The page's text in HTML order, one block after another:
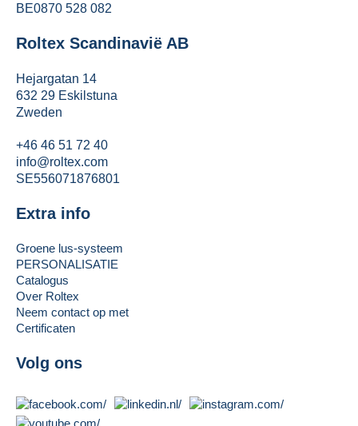
BE0870 528 082
Roltex Scandinavië AB
Hejargatan 14
632 29 Eskilstuna
Zweden
+46 46 51 72 40
info@roltex.com
SE556071876801
Extra info
Groene lus-systeem
PERSONALISATIE
Catalogus
Over Roltex
Neem contact op met
Certificaten
Volg ons